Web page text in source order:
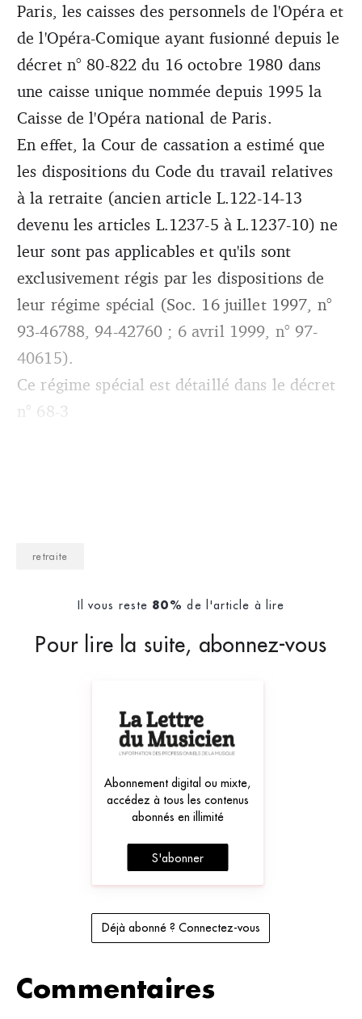
Paris, les caisses des personnels de l'Opéra et
de l'Opéra-Comique ayant fusionné depuis le
décret n° 80-822 du 16 octobre 1980 dans
une caisse unique nommée depuis 1995 la
Caisse de l'Opéra national de Paris.
En effet, la Cour de cassation a estimé que
les dispositions du Code du travail relatives
à la retraite (ancien article L.122-14-13
devenu les articles L.1237-5 à L.1237-10) ne
leur sont pas applicables et qu'ils sont
exclusivement régis par les dispositions de
leur régime spécial (Soc. 16 juillet 1997, n°
93-46788, 94-42760 ; 6 avril 1999, n° 97-
40615).
Ce régime spécial est détaillé dans le décret
n° 68-3
retraite
Il vous reste 80% de l'article à lire
Pour lire la suite, abonnez-vous
Abonnement digital ou mixte,
accédez à tous les contenus
abonnés en illimité
S'abonner
Déjà abonné ? Connectez-vous
Commentaires